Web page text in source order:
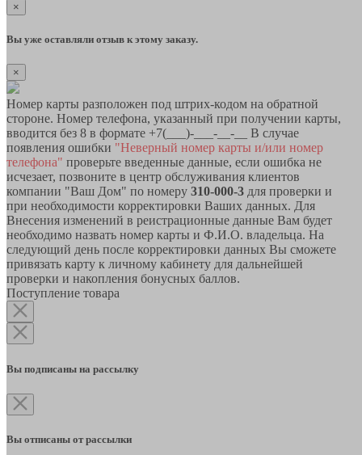
×
Вы уже оставляли отзыв к этому заказу.
×
Номер карты разположен под штрих-кодом на обратной
стороне. Номер телефона, указанный при получении карты,
вводится без 8 в формате +7(___)-___-__-__ В случае
появления ошибки "Неверный номер карты и/или номер
телефона" проверьте введенные данные, если ошибка не
исчезает, позвоните в центр обслуживания клиентов
компании "Ваш Дом" по номеру 310-000-3 для проверки и
при необходимости корректировки Ваших данных. Для
Внесения изменений в реистрационные данные Вам будет
необходимо назвать номер карты и Ф.И.О. владельца. На
следующий день после корректировки данных Вы сможете
привязать карту к личному кабинету для дальнейшей
проверки и накопления бонусных баллов.
Поступление товара
Вы подписаны на рассылку
Вы отписаны от рассылки